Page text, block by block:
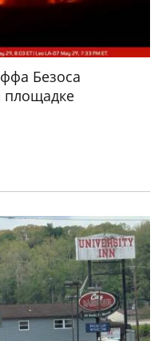
Безоса
площадке